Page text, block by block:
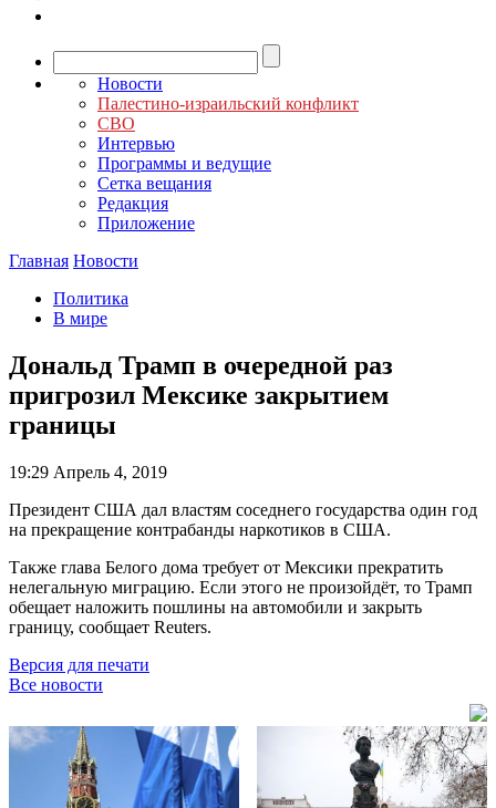
Новости
Палестино-израильский конфликт
СВО
Интервью
Программы и ведущие
Сетка вещания
Редакция
Приложение
Главная Новости
Политика
В мире
Дональд Трамп в очередной раз
пригрозил Мексике закрытием
границы
19:29 Апрель 4, 2019
Президент США дал властям соседнего государства один год
на прекращение контрабанды наркотиков в США.
Также глава Белого дома требует от Мексики прекратить
нелегальную миграцию. Если этого не произойдёт, то Трамп
обещает наложить пошлины на автомобили и закрыть
границу, сообщает Reuters.
Версия для печати
Все новости